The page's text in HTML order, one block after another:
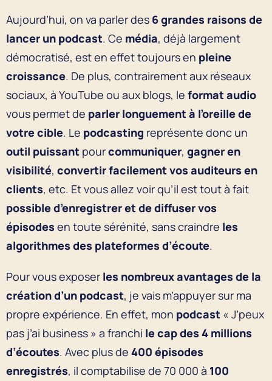
Aujourd’hui, on va parler des 6 grandes raisons de
lancer un podcast. Ce média, déjà largement
démocratisé, est en effet toujours en pleine
croissance. De plus, contrairement aux réseaux
sociaux, à YouTube ou aux blogs, le format audio
vous permet de parler longuement à l’oreille de
votre cible. Le podcasting représente donc un
outil puissant pourcommuniquer, gagner en
visibilité, convertir facilement vos auditeurs en
clients, etc. Et vous allez voir qu’il est tout à fait
possible d’enregistrer et de diffuser vos
épisodes en toute sérénité, sans craindre les
algorithmes des plateformes d’écoute.
Pour vous exposer les nombreux avantages de la
création d’un podcast, je vais m’appuyer sur ma
propre expérience. En effet, mon podcast « J’peux
pas j’ai business » a franchi le cap des 4 millions
d’écoutes. Avec plus de 400 épisodes
enregistrés, il comptabilise de 70 000 à 100